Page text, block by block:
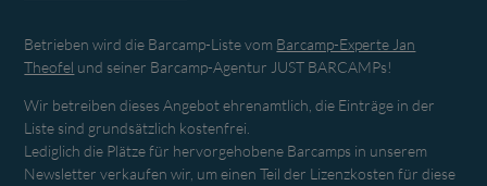
Betrieben wird die Barcamp-Liste vom Barcamp-Experte Jan
Theofel und seiner Barcamp-Agentur JUST BARCAMPs!
Wir betreiben dieses Angebot ehrenamtlich, die Einträge in der
Liste sind grundsätzlich kostenfrei.
Lediglich die Plätze für hervorgehobene Barcamps in unserem
Newsletter verkaufen wir, um einen Teil der Lizenzkosten für diese